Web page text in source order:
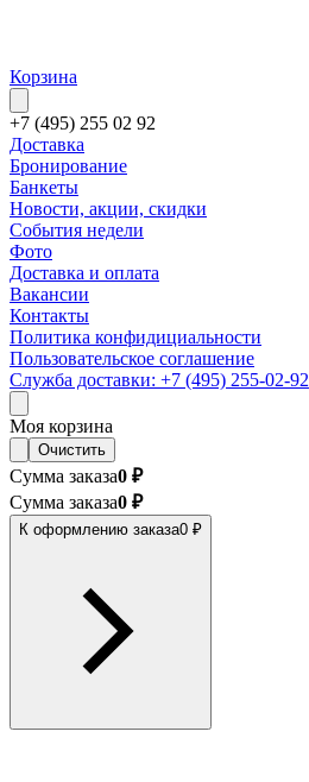
Корзина
+7 (495) 255 02 92
Доставка
Бронирование
Банкеты
Новости, акции, скидки
События недели
Фото
Доставка и оплата
Вакансии
Контакты
Политика конфидициальности
Пользовательское соглашение
Служба доставки: +7 (495) 255-02-92
Моя корзина
Очистить
Сумма заказа0 ₽
Сумма заказа0 ₽
К оформлению заказа0 ₽